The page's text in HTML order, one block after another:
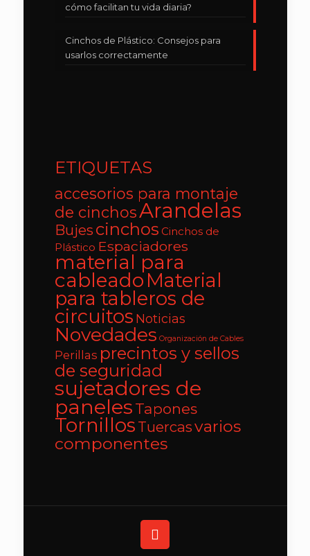
cómo facilitan tu vida diaria?
Cinchos de Plástico: Consejos para
usarlos correctamente
ETIQUETAS
accesorios para montaje
de cinchosArandelas
Bujes cinchos Cinchos de
Plástico Espaciadores
material para
cableadoMaterial
para tableros de
circuitos Noticias
Novedades Organización de Cables
Perillas precintos y sellos
de seguridad
sujetadores de
paneles Tapones
Tornillos Tuercasvarios
componentes